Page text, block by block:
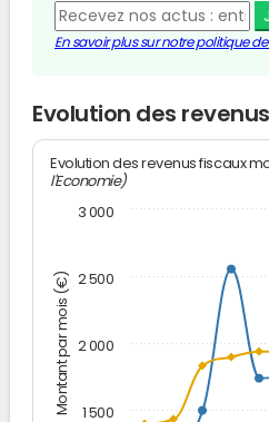
En savoir plus sur notre politique
Evolution des
Montant par mois (€)
Evolution des revenus fiscaux
l'Economie)
1 500
2 000
2 500
3 000